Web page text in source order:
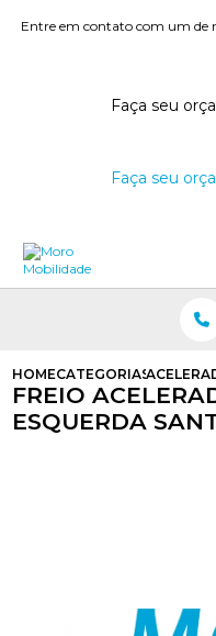
Entre em contato com um de
Faça seu
Faça seu
HOMECATEGORIAS
FREIO
ESQUERDA